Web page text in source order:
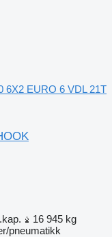
6X2 EURO 6 VDL 21T
16 945 kg
pneumatikk